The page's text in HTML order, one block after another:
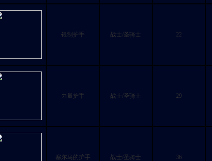
银制护手 战士/圣骑士 22
力量护手 战士/圣骑士 29
塞尔马的护手 战士/圣骑士 36